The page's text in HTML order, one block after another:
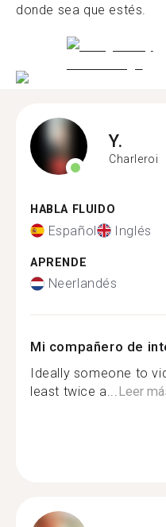
donde sea que estés.
Y.
Charleroi
HABLA FLUIDO
Español Inglés
APRENDE
Neerlandés
Mi compañero de
Ideally someone to
least twice a...Leer